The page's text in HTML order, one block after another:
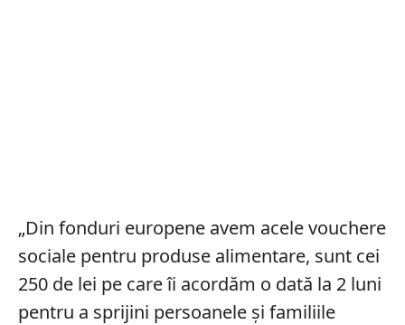
„Din fonduri europene avem acele vouchere
sociale pentru produse alimentare, sunt cei
250 de lei pe care îi acordăm o dată la 2 luni
pentru a sprijini persoanele și familiile